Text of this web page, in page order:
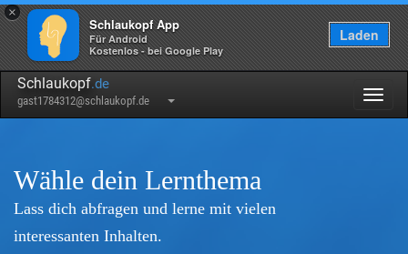
×
Schlaukopf App
Für Android
Kostenlos - bei Google Play
Laden
Schlaukopf.de
gast1784312@schlaukopf.de
Wähle dein Lernthema
Lass dich abfragen und lerne mit vielen
interessanten Inhalten.